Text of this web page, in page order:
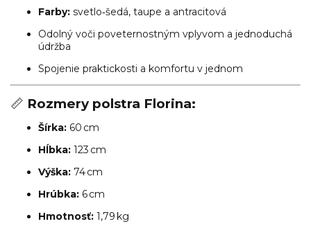
Farby: svetlo‑šedá, taupe a antracitová
Odolný voči poveternostným vplyvom a jednoduchá
údržba
Spojenie praktickosti a komfortu v jednom
📏 Rozmery polstra Florina:
Šírka: 60 cm
Hĺbka: 123 cm
Výška: 74 cm
Hrúbka: 6 cm
Hmotnosť: 1,79 kg